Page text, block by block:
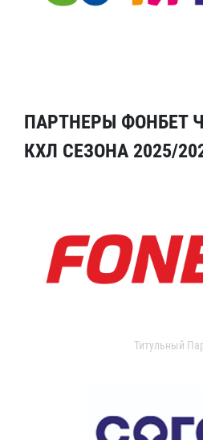
ПАРТНЕРЫ ФОНБЕТ
КХЛ СЕЗОНА 2025/
Титульный